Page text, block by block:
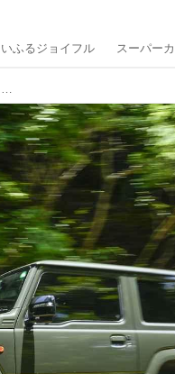
ふるジョイフル スーパー
2025年はスズキジムニーがデビュー55周年！ ジムニーが「最小で最強の四駆」だと再確認した出来事とは。【スタッフブログ】